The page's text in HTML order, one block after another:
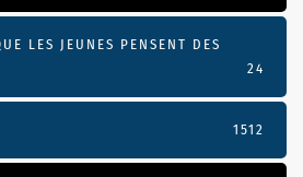
LES JEUNES PENSENT DES
24
1512